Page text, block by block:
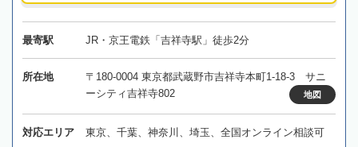
最寄駅 JR・京王電鉄「吉祥寺駅」徒歩2分
所在地
〒180-0004 東京都武蔵野市吉祥寺本町1-18-3 サニ
ーシティ吉祥寺802
地図
対応エリア 東京、千葉、神奈川、埼玉、全国オンライン相談可